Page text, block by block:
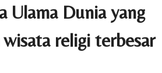
Ulama Dunia yang
religi terbesar